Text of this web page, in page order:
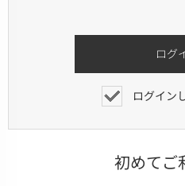
ログイン
初めてご